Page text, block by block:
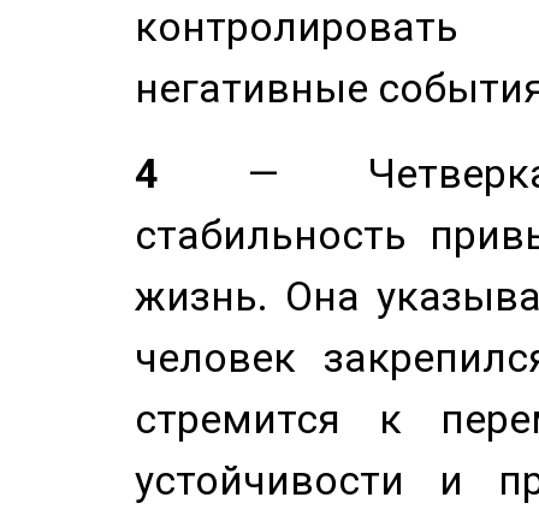
негативные
4 — Четверка
стабильность
жизнь. Она
человек
стремится к
устойчивости и